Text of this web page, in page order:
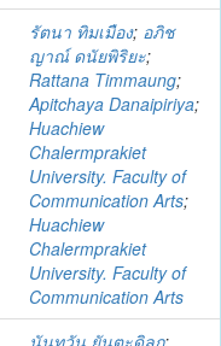
รัตนา ทิมเมือง; อภิช
ญาณ์ ดนัยพิริยะ;
Rattana Timmaung;
Apitchaya Danaipiriya;
Huachiew
Chalermprakiet
University. Faculty of
Communication Arts;
Huachiew
Chalermprakiet
University. Faculty of
Communication Arts
นันทวัน ยันตะดิลก;